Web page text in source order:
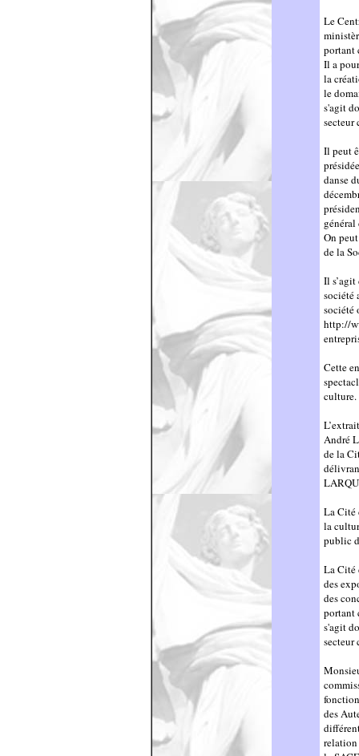
Le
portant
Il a
la
le
s'agit
secteur
Il peut
danse
On
de la
Il
société
société
http://
Cette
culture.
André
de la
La Cité
la
public
La Cité
des
des
portant
s'agit
secteur
des
relation